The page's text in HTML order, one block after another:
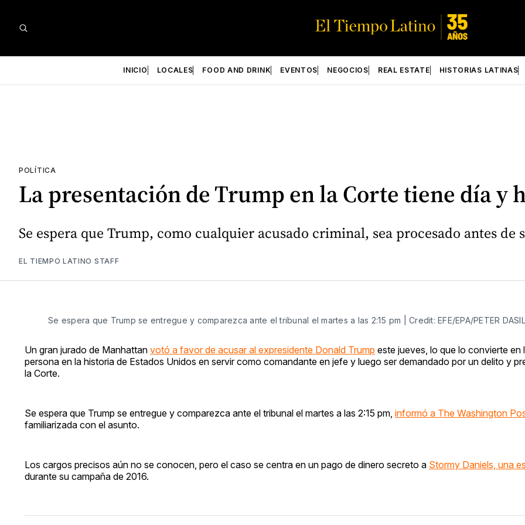
INICIO LOCALES FOOD AND DRINK EVENTOS NEGOCIOS REAL ESTATE HISTORIAS LATINAS
POLÍTICA
La presentación de Trump en la Corte tiene día y
Se espera que Trump, como cualquier acusado criminal, sea procesado antes de
EL TIEMPO LATINO STAFF
Se espera que Trump se entregue y comparezca ante el tribunal el martes a las 2:15 pm | Credit: EFE/EPA/PETER
Un gran jurado de Manhattan votó a favor de acusar al expresidente Donald Trump este jueves, lo que lo convierte en
persona en la historia de Estados Unidos en servir como comandante en jefe y luego ser demandado por un delito y
la Corte.
Se espera que Trump se entregue y comparezca ante el tribunal el martes a las 2:15 pm, informó a The Washington
familiarizada con el asunto.
Los cargos precisos aún no se conocen, pero el caso se centra en un pago de dinero secreto a Stormy Daniels, una
durante su campaña de 2016.